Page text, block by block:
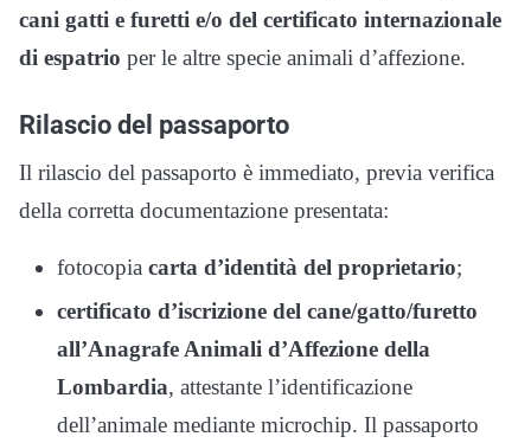
cani gatti e furetti e/o del certificato internazionale
di espatrio per le altre specie animali d’affezione.
Rilascio del passaporto
Il rilascio del passaporto è immediato, previa verifica
della corretta documentazione presentata:
fotocopia carta d’identità del proprietario;
certificato d’iscrizione del cane/gatto/furetto
all’Anagrafe Animali d’Affezione della
Lombardia, attestante l’identificazione
dell’animale mediante microchip. Il passaporto